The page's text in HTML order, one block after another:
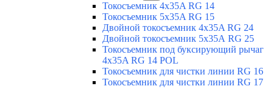
Токосъемник 4x35A RG 14
Токосъемник 5x35A RG 15
Двойной токосъемник 4x35A RG 24
Двойной токосъемник 5х35А RG 25
Токосъемник под буксирующий рычаг
4x35A RG 14 POL
Токосъемник для чистки линии RG 16
Токосъемник для чистки линии RG 17